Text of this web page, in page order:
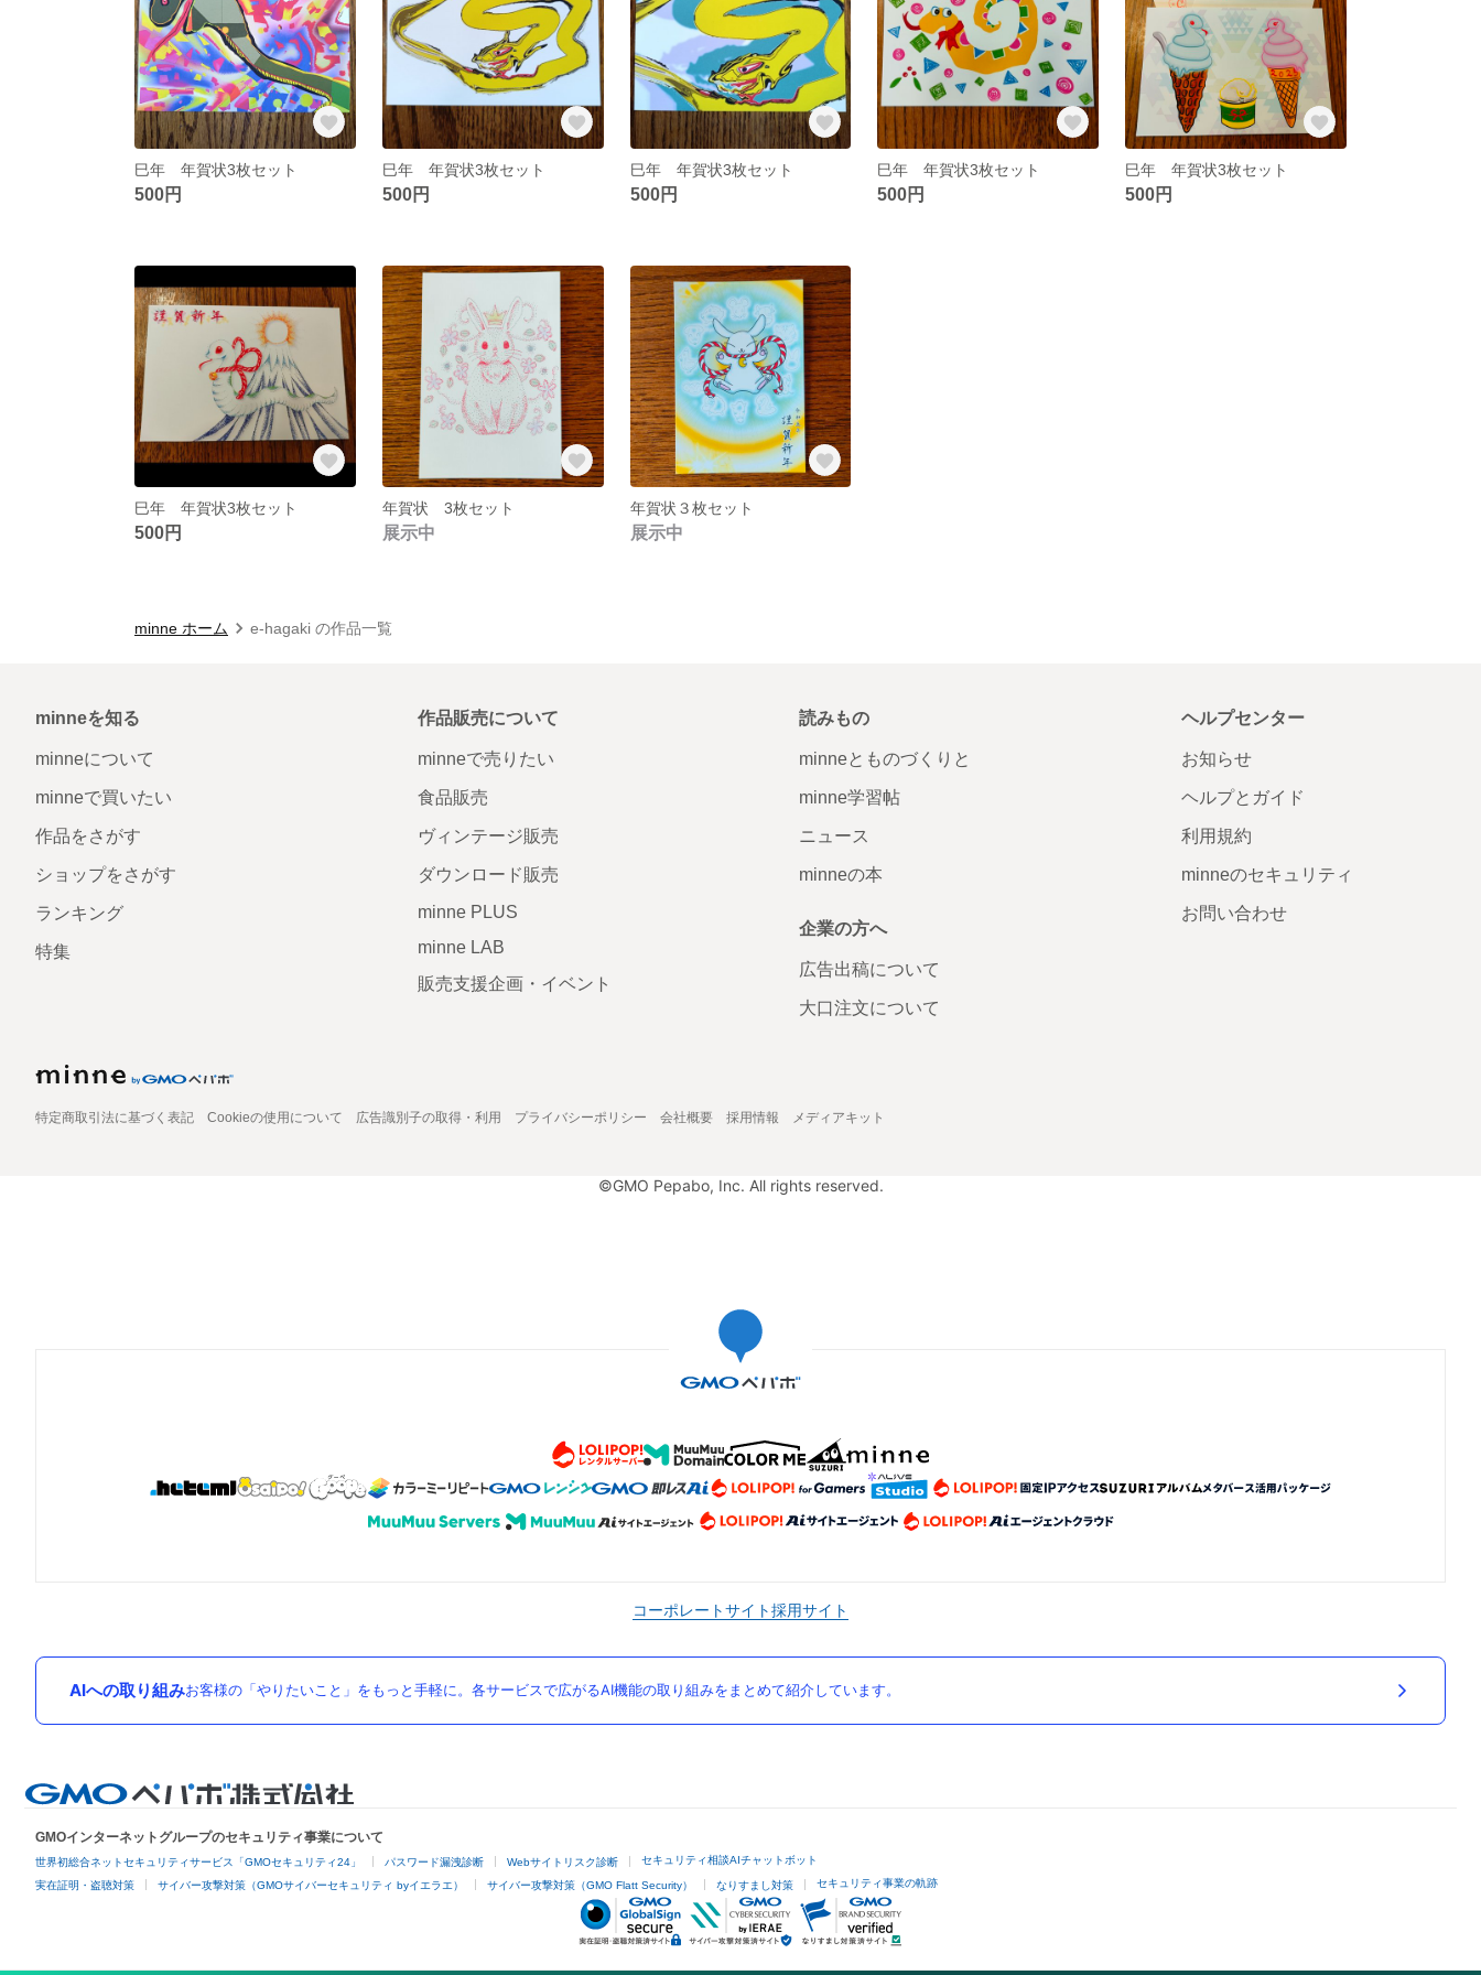
巳年 年賀状3枚セット
500円
巳年 年賀状3枚セット
500円
巳年 年賀状3枚セット
500円
巳年 年賀状3枚セット
500円
巳年 年賀状3枚セット
500円
巳年 年賀状3枚セット
500円
年賀状 3枚セット
展示中
年賀状３枚セット
展示中
minne ホーム e-hagaki の作品一覧
minneを知る
minneについて
minneで買いたい
作品をさがす
ショップをさがす
ランキング
特集
作品販売について
minneで売りたい
食品販売
ヴィンテージ販売
ダウンロード販売
minne PLUS
minne LAB
販売支援企画・イベント
読みもの
minneとものづくりと
minne学習帖
ニュース
minneの本
企業の方へ
広告出稿について
大口注文について
ヘルプセンター
お知らせ
ヘルプとガイド
利用規約
minneのセキュリティ
お問い合わせ
特定商取引法に基づく表記 Cookieの使用について 広告識別子の取得・利用 プライバシーポリシー 会社概要 採用情報 メディアキット
©GMO Pepabo, Inc. All rights reserved.
コーポレートサイト採用サイト
AIへの取り組みお客様の「やりたいこと」をもっと手軽に。各サービスで広がるAI機能の取り組みをまとめて紹介しています。
GMOインターネットグループのセキュリティ事業について
世界初総合ネットセキュリティサービス「GMOセキュリティ24」 パスワード漏洩診断 Webサイトリスク診断 セキュリティ相談AIチャットボット
実在証明・盗聴対策 サイバー攻撃対策（GMOサイバーセキュリティ byイエラエ） サイバー攻撃対策（GMO Flatt Security） なりすまし対策 セキュリティ事業の軌跡